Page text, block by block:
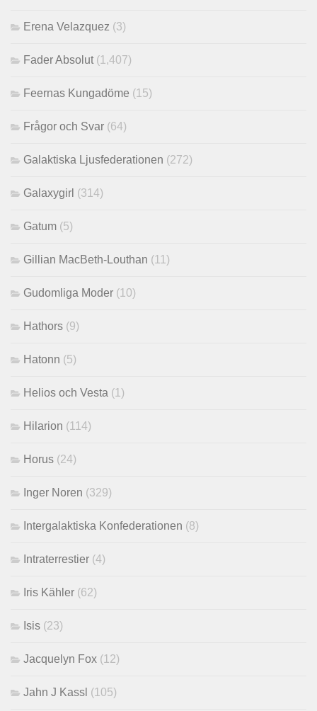
Erena Velazquez (3)
Fader Absolut(1,407)
Feernas Kungadöme (15)
Frågor och Svar (64)
Galaktiska Ljusfederationen (272)
Galaxygirl (314)
Gatum (5)
Gillian MacBeth-Louthan (11)
Gudomliga Moder (10)
Hathors (9)
Hatonn (5)
Helios och Vesta (1)
Hilarion (114)
Horus (24)
Inger Noren (329)
Intergalaktiska Konfederationen (8)
Intraterrestier (4)
Iris Kähler (62)
Isis (23)
Jacquelyn Fox (12)
Jahn J Kassl (105)